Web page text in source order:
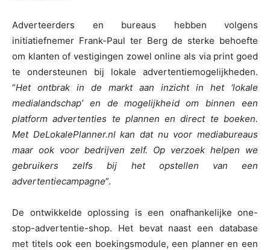
Adverteerders en bureaus hebben volgens
initiatiefnemer Frank-Paul ter Berg de sterke behoefte
om klanten of vestigingen zowel online als via print goed
te ondersteunen bij lokale advertentiemogelijkheden.
“Het ontbrak in de markt aan inzicht in het ‘lokale
medialandschap’ en de mogelijkheid om binnen een
platform advertenties te plannen en direct te boeken.
Met DeLokalePlanner.nl kan dat nu voor mediabureaus
maar ook voor bedrijven zelf. Op verzoek helpen we
gebruikers zelfs bij het opstellen van een
advertentiecampagne”.
De ontwikkelde oplossing is een onafhankelijke one-
stop-advertentie-shop. Het bevat naast een database
met titels ook een boekingsmodule, een planner en een